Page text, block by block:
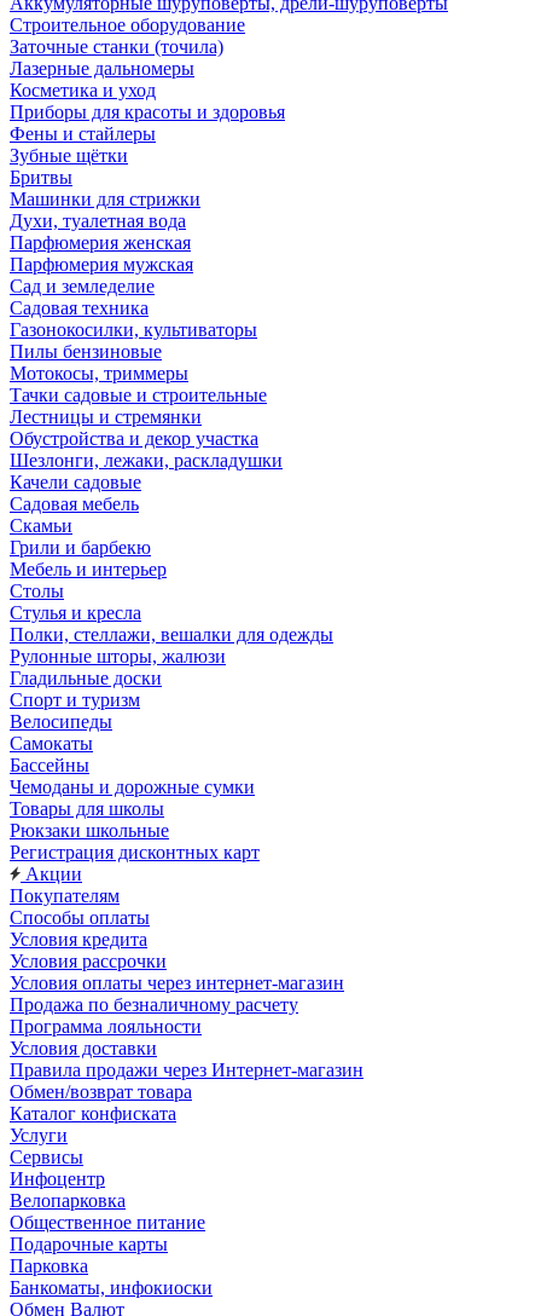
Строительное оборудование
Заточные станки (точила)
Лазерные дальномеры
Косметика и уход
Приборы для красоты и здоровья
Фены и стайлеры
Зубные щётки
Бритвы
Машинки для стрижки
Духи, туалетная вода
Парфюмерия женская
Парфюмерия мужская
Сад и земледелие
Садовая техника
Газонокосилки, культиваторы
Пилы бензиновые
Мотокосы, триммеры
Тачки садовые и строительные
Лестницы и стремянки
Обустройства и декор участка
Шезлонги, лежаки, раскладушки
Качели садовые
Садовая мебель
Скамьи
Грили и барбекю
Мебель и интерьер
Столы
Стулья и кресла
Полки, стеллажи, вешалки для одежды
Рулонные шторы, жалюзи
Гладильные доски
Спорт и туризм
Велосипеды
Самокаты
Бассейны
Чемоданы и дорожные сумки
Товары для школы
Рюкзаки школьные
Регистрация дисконтных карт
Акции
Покупателям
Способы оплаты
Условия кредита
Условия рассрочки
Условия оплаты через интернет-магазин
Продажа по безналичному расчету
Программа лояльности
Условия доставки
Правила продажи через Интернет-магазин
Обмен/возврат товара
Каталог конфиската
Услуги
Сервисы
Инфоцентр
Велопарковка
Общественное питание
Подарочные карты
Парковка
Банкоматы, инфокиоски
Обмен Валют